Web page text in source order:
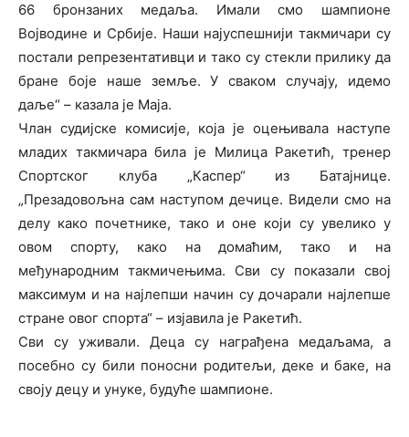
66 бронзаних медаља. Имали смо шампионе
Војводине и Србије. Наши најуспешнији такмичари су
постали репрезентативци и тако су стекли прилику да
бране боје наше земље. У сваком случају, идемо
даље“ – казала је Маја.
Члан судијске комисије, која је оцењивала наступе
младих такмичара била је Милица Ракетић, тренер
Спортског клуба „Каспер“ из Батајнице.
„Презадовољна сам наступом дечице. Видели смо на
делу како почетнике, тако и оне који су увелико у
овом спорту, како на домаћим, тако и на
међународним такмичењима. Сви су показали свој
максимум и на најлепши начин су дочарали најлепше
стране овог спорта“ – изјавила је Ракетић.
Сви су уживали. Деца су награђена медаљама, а
посебно су били поносни родитељи, деке и баке, на
своју децу и унуке, будуће шампионе.